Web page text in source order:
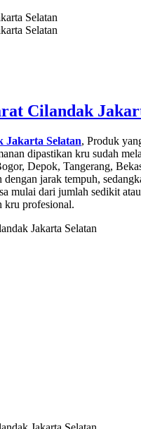
Selatan
Selatan
Cilandak
Jakarta Selatan, Produk
dipastikan kru sudah
Depok, Tangerang,
jarak tempuh,
mulai dari jumlah sedikit
kru profesional.